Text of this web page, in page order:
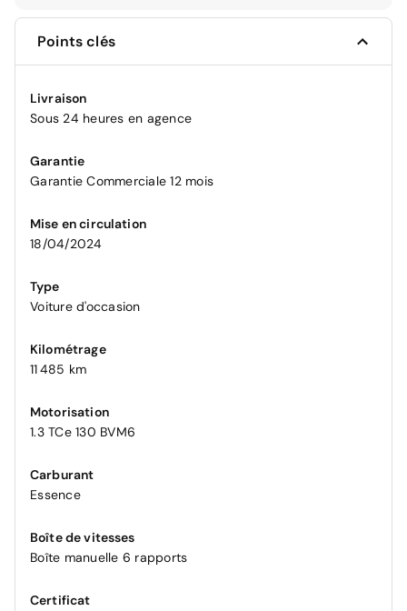
Points clés
Livraison
Sous 24 heures en agence
Garantie
Garantie Commerciale 12 mois
Mise en circulation
18/04/2024
Type
Voiture d'occasion
Kilométrage
11 485 km
Motorisation
1.3 TCe 130 BVM6
Carburant
Essence
Boîte de vitesses
Boîte manuelle 6 rapports
Certificat